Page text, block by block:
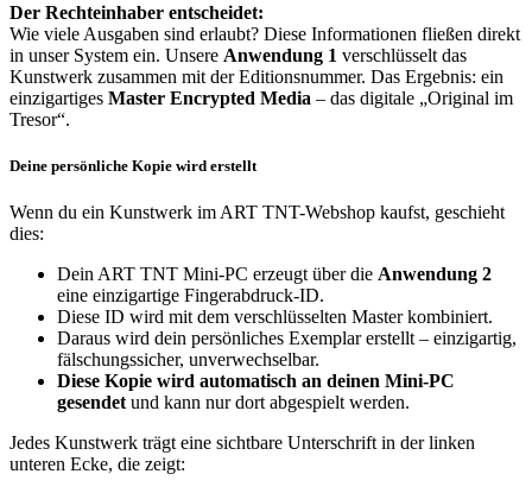
Der Rechteinhaber entscheidet:
Wie viele Ausgaben sind erlaubt? Diese Informationen fließen direkt
in unser System ein. Unsere Anwendung 1 verschlüsselt das
Kunstwerk zusammen mit der Editionsnummer. Das Ergebnis: ein
einzigartiges Master Encrypted Media – das digitale „Original im
Tresor“.
Deine persönliche Kopie wird erstellt
Wenn du ein Kunstwerk im ART TNT-Webshop kaufst, geschieht
dies:
Dein ART TNT Mini-PC erzeugt über die Anwendung 2
eine einzigartige Fingerabdruck-ID.
Diese ID wird mit dem verschlüsselten Master kombiniert.
Daraus wird dein persönliches Exemplar erstellt – einzigartig,
fälschungssicher, unverwechselbar.
Diese Kopie wird automatisch an deinen Mini-PC
gesendet und kann nur dort abgespielt werden.
Jedes Kunstwerk trägt eine sichtbare Unterschrift in der linken
unteren Ecke, die zeigt: